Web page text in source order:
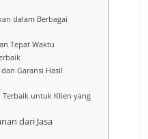
dalam Berbagai
Tepat Waktu
Garansi Hasil
untuk Klien yang
dari Jasa